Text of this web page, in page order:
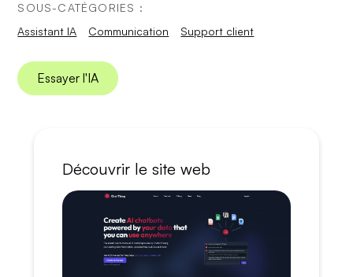
SOUS-CATÉGORIES :
Assistant IA
Communication Support client
Essayer l'IA
Découvrir le site web